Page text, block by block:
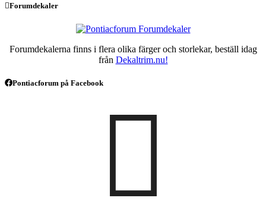
Forumdekaler
Forumdekalerna finns i flera olika färger och storlekar, beställ idag
från Dekaltrim.nu!
Pontiacforum på Facebook